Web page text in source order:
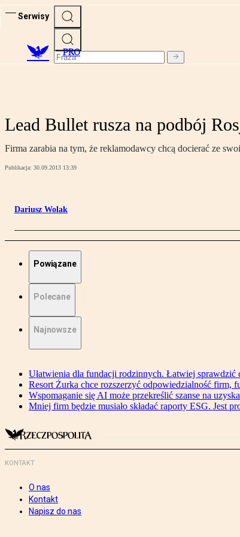
Serwisy
PRO
Lead Bullet rusza na podbój
Firma zarabia na tym, że reklamodawcy chcą docierać ze
Publikacja: 30.09.2013 13:39
Dariusz Wolak
Powiązane
Polecane
Najnowsze
Ułatwienia dla fundacji rodzinnych. Łatwiej sprawdzić
Resort Żurka chce rozszerzyć odpowiedzialność firm,
Wspomaganie się AI może przekreślić szanse na
Mniej firm będzie musiało składać raporty ESG. Jest
KONTAKT
O nas
Kontakt
Napisz do nas